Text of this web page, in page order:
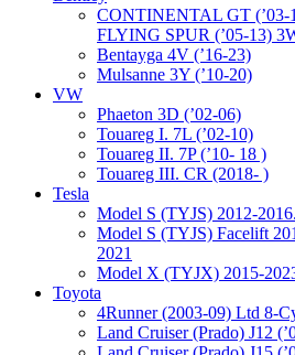
CONTINENTAL GT (’03-
FLYING SPUR (’05-13)
Bentayga 4V (’16-23)
Mulsanne 3Y (’10-20)
VW
Phaeton 3D (’02-06)
Touareg I. 7L (’02-10)
Touareg II. 7P (’10- 18 )
Touareg III. CR (2018- )
Tesla
Model S (TYJS) 2012-
Model S (TYJS) Facelift
2021
Model X (TYJX) 2015-
Toyota
4Runner (2003-09) Ltd 8-
Land Cruiser (Prado) J12